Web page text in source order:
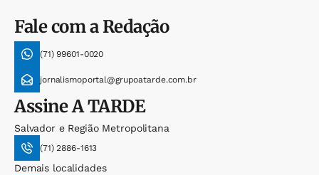
Fale com a Redação
(71) 99601-0020
jornalismoportal@grupoatarde.com.br
AssineA TARDE
Salvador e Região Metropolitana
(71) 2886-1613
Demais localidades